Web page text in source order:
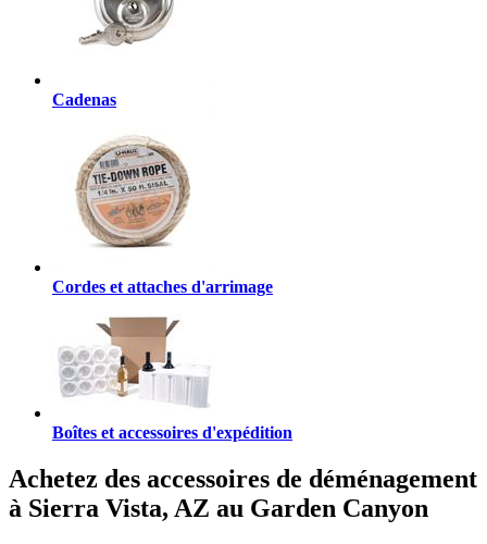
Cadenas
Cordes et attaches d'arrimage
Boîtes et accessoires d'expédition
Achetez des accessoires de déménagement
à Sierra Vista, AZ au Garden Canyon